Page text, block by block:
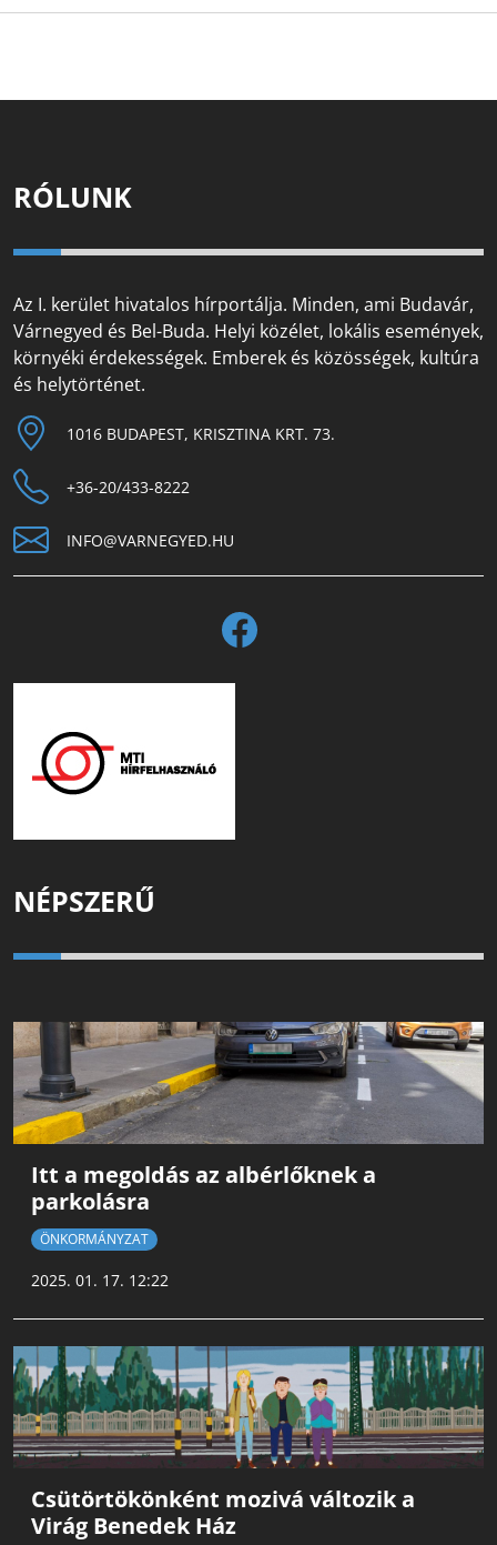
RÓLUNK
Az I. kerület hivatalos hírportálja. Minden, ami Budavár,
Várnegyed és Bel-Buda. Helyi közélet, lokális események,
környéki érdekességek. Emberek és közösségek, kultúra
és helytörténet.
1016 BUDAPEST, KRISZTINA KRT. 73.
+36-20/433-8222
INFO@VARNEGYED.HU
NÉPSZERŰ
Itt a megoldás az albérlőknek a
parkolásra
ÖNKORMÁNYZAT
2025. 01. 17. 12:22
Csütörtökönként mozivá változik a
Virág Benedek Ház